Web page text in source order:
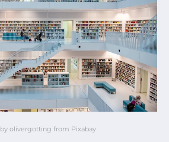
olivergotting from Pixabay